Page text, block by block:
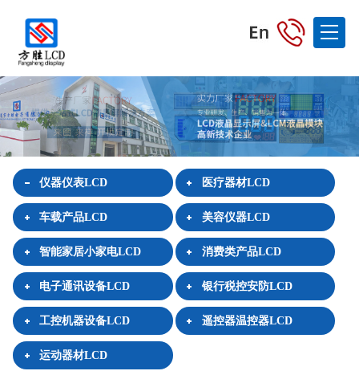
仪器仪表LCD 医疗器材LCD
车载产品LCD 美容仪器LCD
智能家居小家电LCD 消费类产品LCD
电子通讯设备LCD 银行税控安防LCD
工控机器设备LCD 遥控器温控器LCD
运动器材LCD